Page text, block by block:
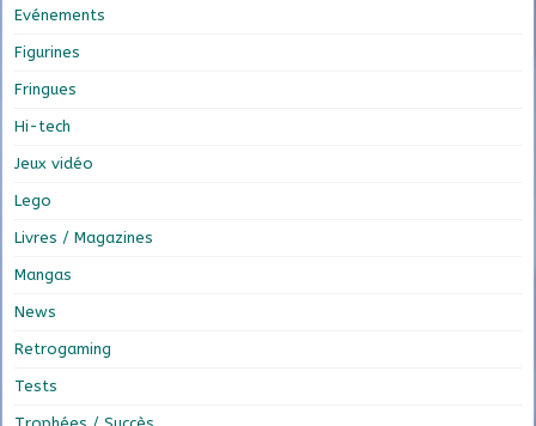
Evénements
Figurines
Fringues
Hi-tech
Jeux vidéo
Lego
Livres / Magazines
Mangas
News
Retrogaming
Tests